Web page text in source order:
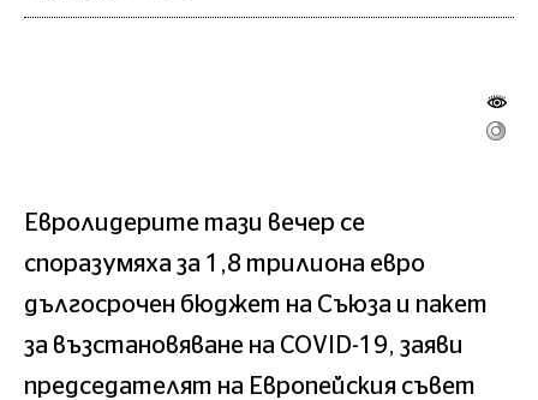
Евролидерите тази вечер се
споразумяха за 1,8 трилиона евро
дългосрочен бюджет на Съюза и пакет
за възстановяване на COVID-19, заяви
председателят на Европейския съвет